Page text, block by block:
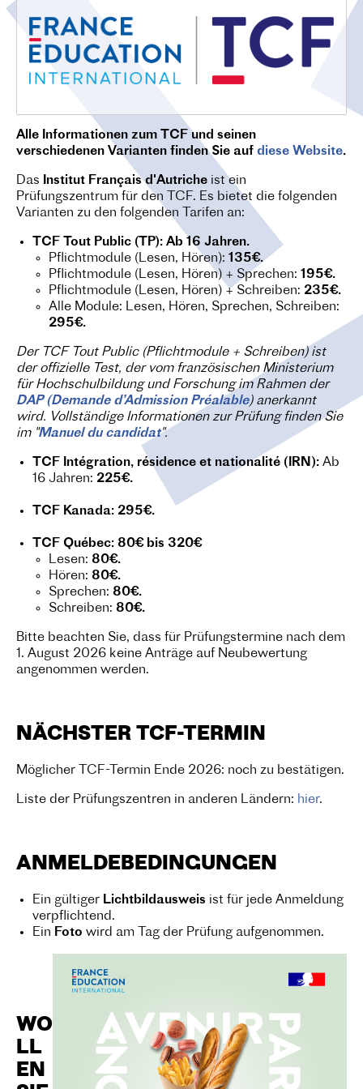
O
Alle Informationen zum TCF und seinen
verschiedenen Varianten finden Sie auf diese Website.
Das Institut Français d'Autriche ist ein
Prüfungszentrum für den TCF. Es bietet die folgenden
Varianten zu den folgenden Tarifen an:
TCF Tout Public (TP): Ab 16 Jahren.
Pflichtmodule (Lesen, Hören): 135€.
Pflichtmodule (Lesen, Hören) + Sprechen: 195€.
Pflichtmodule (Lesen, Hören) + Schreiben: 235€.
Alle Module: Lesen, Hören, Sprechen, Schreiben:
295€.
Der TCF Tout Public (Pflichtmodule + Schreiben) ist
der offizielle Test, der vom französischen Ministerium
für Hochschulbildung und Forschung im Rahmen der
DAP (Demande d’Admission Préalable) anerkannt
wird. Vollständige Informationen zur Prüfung finden Sie
im "Manuel du candidat".
TCF Intégration, résidence et nationalité (IRN): Ab
16 Jahren: 225€.
TCF Kanada: 295€.
TCF Québec: 80€ bis 320€
Lesen: 80€.
Hören: 80€.
Sprechen: 80€.
Schreiben: 80€.
Bitte beachten Sie, dass für Prüfungstermine nach dem
1. August 2026 keine Anträge auf Neubewertung
angenommen werden.
NÄCHSTER TCF-TERMIN
Möglicher TCF-Termin Ende 2026: noch zu bestätigen.
Liste der Prüfungszentren in anderen Ländern: hier.
ANMELDEBEDINGUNGEN
Ein gültiger Lichtbildausweis ist für jede Anmeldung
verpflichtend.
Ein Foto wird am Tag der Prüfung aufgenommen.
WO
LL
EN